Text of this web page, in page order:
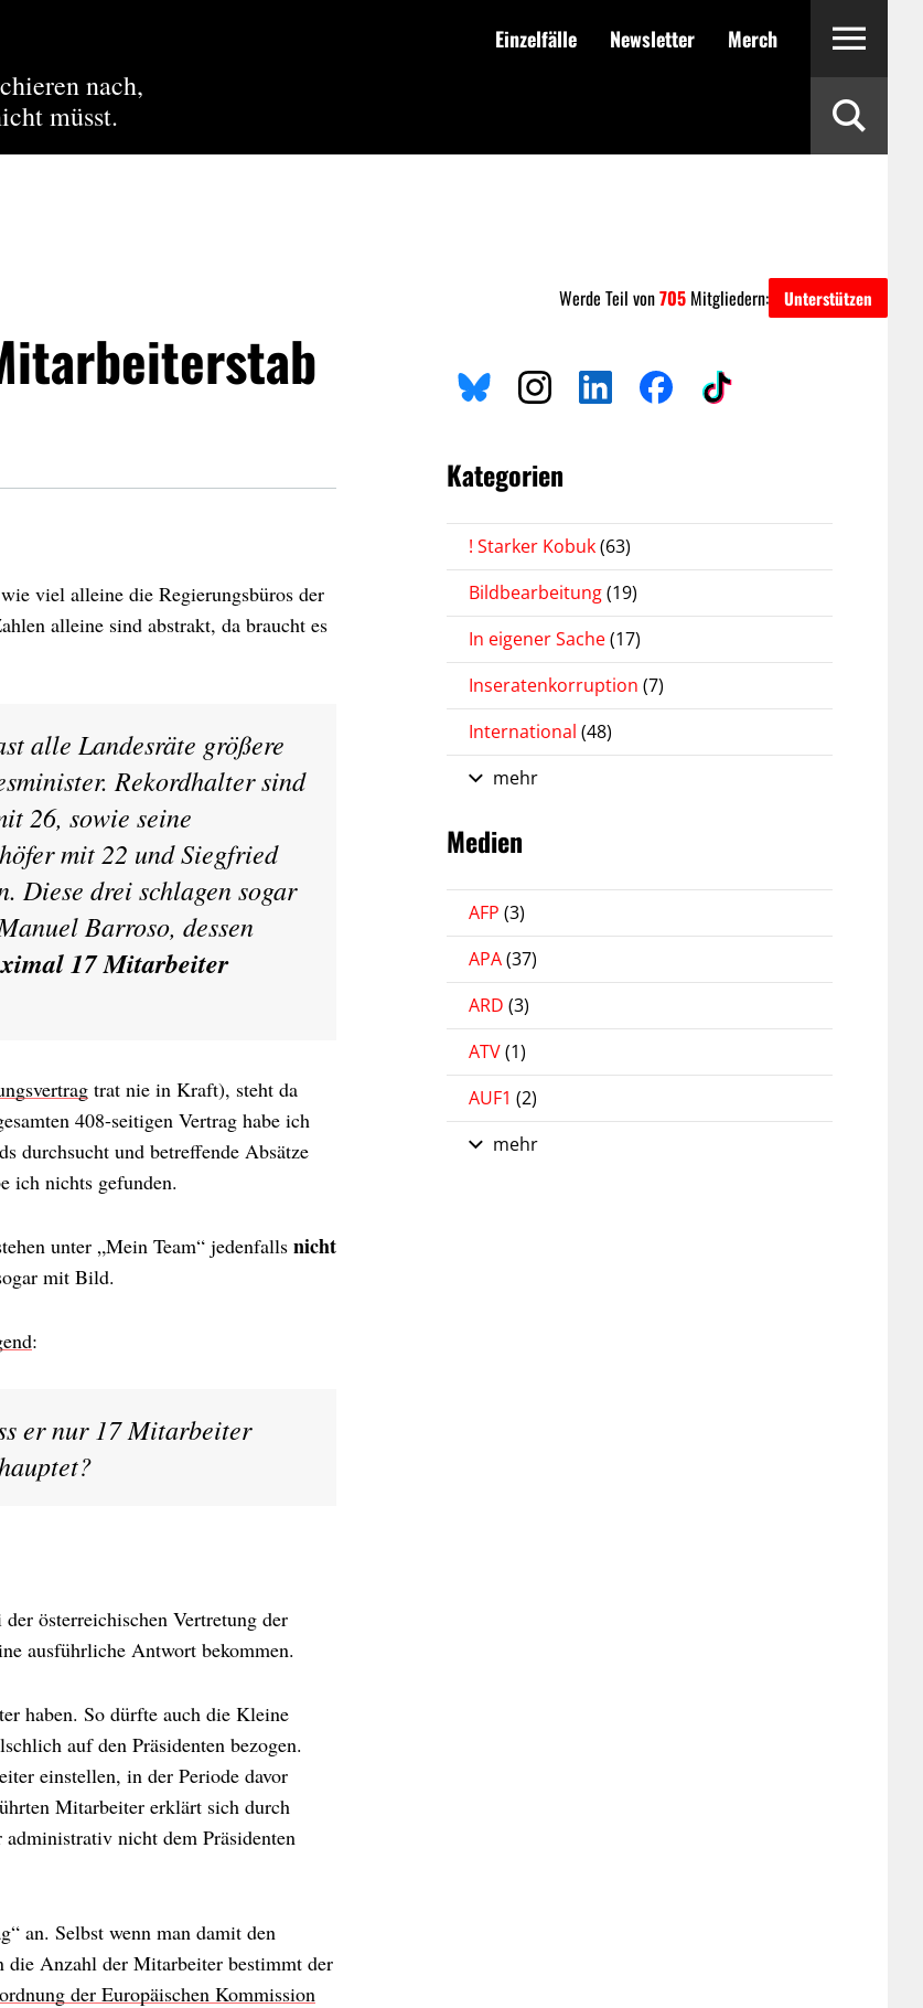
nach,
müsst.
Einzelfälle Newsletter Merch
Werde Teil von705 Mitgliedern: Unterstützen
Kategorien
! Starker Kobuk(63)
Bildbearbeitung(19)
In eigener Sache(17)
Inseratenkorruption (7)
International (48)
mehr
Medien
AFP (3)
APA(37)
ARD (3)
ATV(1)
AUF1 (2)
mehr
viel alleine die Regierungsbüros der
alleine sind abstrakt, da braucht es
alle Landesräte größere
Rekordhalter sind
26, sowie seine
mit 22 und Siegfried
Diese drei schlagen sogar
Barroso, dessen
17 Mitarbeiter
trat nie in Kraft), steht da
408-seitigen Vertrag habe ich
durchsucht und betreffende Absätze
ich nichts gefunden.
unter „Mein Team“ jedenfalls nicht
mit Bild.
:
er nur 17 Mitarbeiter
österreichischen Vertretung der
ausführliche Antwort bekommen.
haben. So dürfte auch die Kleine
auf den Präsidenten bezogen.
einstellen, in der Periode davor
Mitarbeiter erklärt sich durch
nicht dem Präsidenten
an. Selbst wenn man damit den
die Anzahl der Mitarbeiter bestimmt der
der Europäischen Kommission